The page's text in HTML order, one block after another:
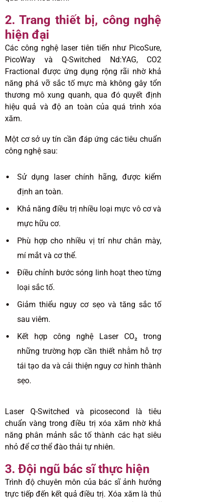
2. Trang thiết bị, công nghệ
hiện đại
Các công nghệ laser tiên tiến như PicoSure,
PicoWay và Q-Switched Nd:YAG, CO2
Fractional được ứng dụng rộng rãi nhờ khả
năng phá vỡ sắc tố mực mà không gây tổn
thương mô xung quanh, qua đó quyết định
hiệu quả và độ an toàn của quá trình xóa
xăm.
Một cơ sở uy tín cần đáp ứng các tiêu chuẩn
công nghệ sau:
Sử dụng laser chính hãng, được kiểm
định an toàn.
Khả năng điều trị nhiều loại mực vô cơ và
mực hữu cơ.
Phù hợp cho nhiều vị trí như chân mày,
mí mắt và cơ thể.
Điều chỉnh bước sóng linh hoạt theo từng
loại sắc tố.
Giảm thiểu nguy cơ sẹo và tăng sắc tố
sau viêm.
Kết hợp công nghệ Laser CO₂ trong
những trường hợp cần thiết nhằm hỗ trợ
tái tạo da và cải thiện nguy cơ hình thành
sẹo.
Laser Q-Switched và picosecond là tiêu
chuẩn vàng trong điều trị xóa xăm nhờ khả
năng phân mảnh sắc tố thành các hạt siêu
nhỏ để cơ thể đào thải tự nhiên.
3. Đội ngũ bác sĩ thực hiện
Trình độ chuyên môn của bác sĩ ảnh hưởng
trực tiếp đến kết quả điều trị. Xóa xăm là thủ